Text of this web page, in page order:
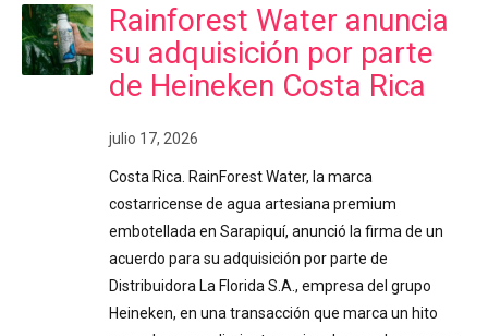
Rainforest Water anuncia
su adquisición por parte
de Heineken Costa Rica
julio 17, 2026
Costa Rica. RainForest Water, la marca
costarricense de agua artesiana premium
embotellada en Sarapiquí, anunció la firma de un
acuerdo para su adquisición por parte de
Distribuidora La Florida S.A., empresa del grupo
Heineken, en una transacción que marca un hito